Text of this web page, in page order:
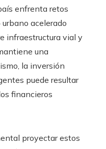
enfrenta retos
acelerado
infraestructura vial y
una
la inversión
puede resultar
financieros
proyectar estos